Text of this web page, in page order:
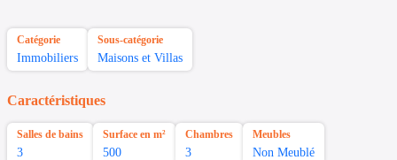
Catégorie
Immobiliers
Sous-catégorie
Maisons et Villas
Caractéristiques
Salles de bains
3
Surface en m²
500
Chambres
3
Meubles
Non Meublé